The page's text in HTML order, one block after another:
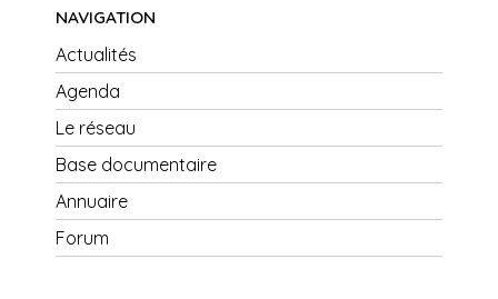
NAVIGATION
Actualités
Agenda
Le réseau
Base documentaire
Annuaire
Forum